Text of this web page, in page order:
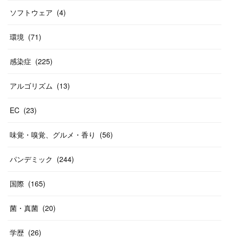
ソフトウェア (4)
環境 (71)
感染症 (225)
アルゴリズム (13)
EC (23)
味覚・嗅覚、グルメ・香り (56)
パンデミック (244)
国際 (165)
菌・真菌 (20)
学歴 (26)